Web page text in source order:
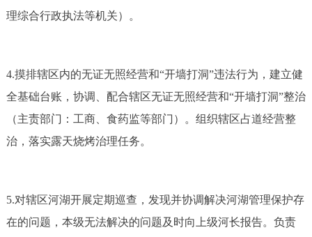
理综合行政执法等机关）。
4.摸排辖区内的无证无照经营和“开墙打洞”违法行为，建立健
全基础台账，协调、配合辖区无证无照经营和“开墙打洞”整治
（主责部门：工商、食药监等部门）。组织辖区占道经营整
治，落实露天烧烤治理任务。
5.对辖区河湖开展定期巡查，发现并协调解决河湖管理保护存
在的问题，本级无法解决的问题及时向上级河长报告。负责